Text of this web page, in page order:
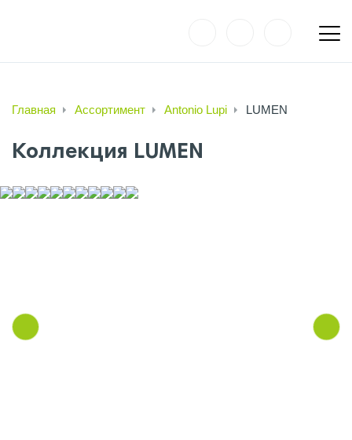
Главная Ассортимент Antonio Lupi LUMEN
Коллекция LUMEN